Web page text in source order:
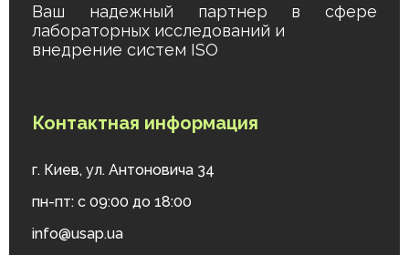
Ваш надежный партнер в сфере
лабораторных исследований и
внедрение систем ISO
Контактная информация
г. Киев, ул. Антоновича 34
пн-пт: с 09:00 до 18:00
info@usap.ua